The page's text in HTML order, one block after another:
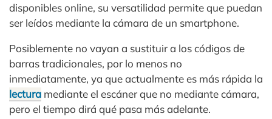
disponibles online, su versatilidad permite que puedan
ser leídos mediante la cámara de un smartphone.
Posiblemente no vayan a sustituir a los códigos de
barras tradicionales, por lo menos no
inmediatamente, ya que actualmente es más rápida la
lectura mediante el escáner que no mediante cámara,
pero el tiempo dirá qué pasa más adelante.